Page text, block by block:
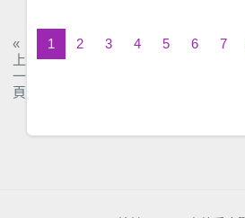
«
上
一
頁
1 2 3 4 5 6 7